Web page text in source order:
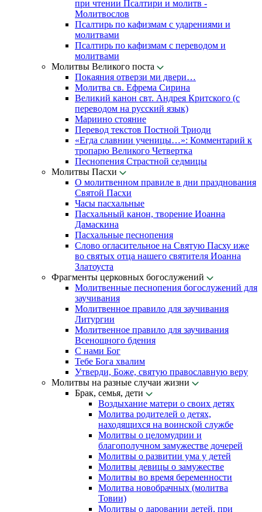
при чтении Псалтири и молитв -
Молитвослов
Псалтирь по кафизмам с ударениями и
молитвами
Псалтирь по кафизмам с переводом и
молитвами
Молитвы Великого поста
Покаяния отверзи ми двери…
Молитва св. Ефрема Сирина
Великий канон свт. Андрея Критского (с
переводом на русский язык)
Мариино стояние
Перевод текстов Постной Триоди
«Егда славнии ученицы…»: Комментарий к
тропарю Великого Четвертка
Песнопения Страстной седмицы
Молитвы Пасхи
О молитвенном правиле в дни празднования
Святой Пасхи
Часы пасхальные
Пасхальный канон, творение Иоанна
Дамаскина
Пасхальные песнопения
Слово огласительное на Святую Пасху иже
во святых отца нашего святителя Иоанна
Златоуста
Фрагменты церковных богослужений
Молитвенные песнопения богослужений для
заучивания
Молитвенное правило для заучивания
Литургии
Молитвенное правило для заучивания
Всенощного бдения
С нами Бог
Тебе Бога хвалим
Утверди, Боже, святую православную веру
Молитвы на разные случаи жизни
Брак, семья, дети
Воздыхание матери о своих детях
Молитва родителей о детях,
находящихся на воинской службе
Молитвы о целомудрии и
благополучном замужестве дочерей
Молитвы о развитии ума у детей
Молитвы девицы о замужестве
Молитвы во время беременности
Молитва новобрачных (молитва
Товии)
Молитвы о даровании детей, при